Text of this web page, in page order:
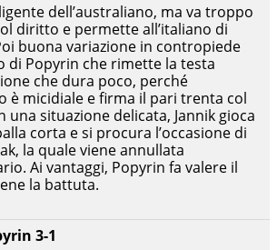
3-1
dell’australiano, ma va troppo
diritto e permette all’italiano di
buona variazione in contropiede
di Popyrin che rimette la testa
che dura poco, perché
è micidiale e firma il pari trenta col
una situazione delicata, Jannik gioca
corta e si procura l’occasione di
la quale viene annullata
Ai vantaggi, Popyrin fa valere il
la battuta.